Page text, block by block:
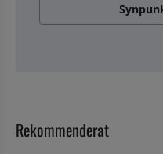
Rekommenderat